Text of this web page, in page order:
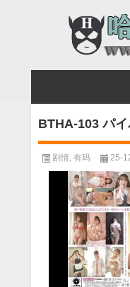
BTHA-103 パ
剧情, 有码 25-